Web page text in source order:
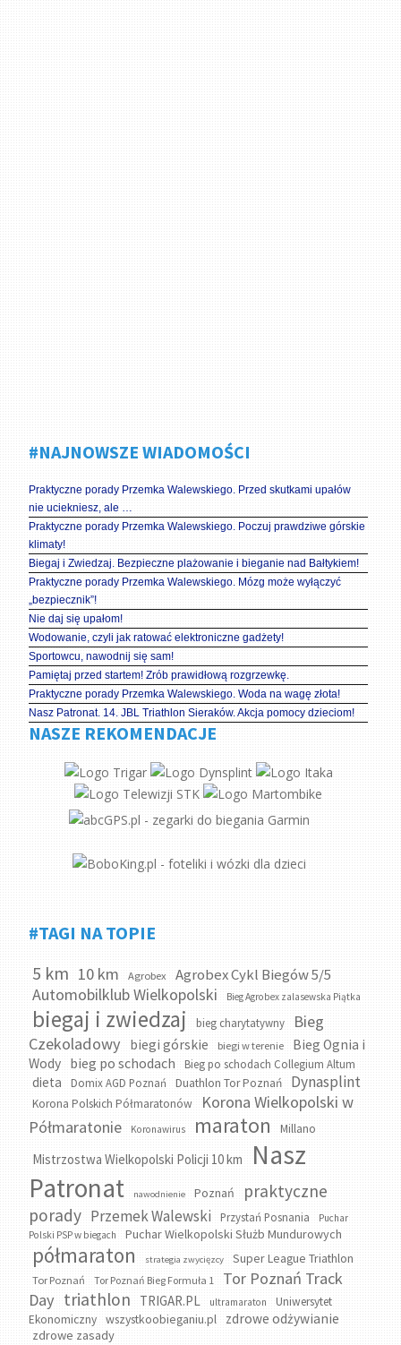
#NAJNOWSZE WIADOMOŚCI
Praktyczne porady Przemka Walewskiego. Przed skutkami upałów
nie uciekniesz, ale …
Praktyczne porady Przemka Walewskiego. Poczuj prawdziwe górskie
klimaty!
Biegaj i Zwiedzaj. Bezpieczne plażowanie i bieganie nad Bałtykiem!
Praktyczne porady Przemka Walewskiego. Mózg może wyłączyć
„bezpiecznik”!
Nie daj się upałom!
Wodowanie, czyli jak ratować elektroniczne gadżety!
Sportowcu, nawodnij się sam!
Pamiętaj przed startem! Zrób prawidłową rozgrzewkę.
Praktyczne porady Przemka Walewskiego. Woda na wagę złota!
Nasz Patronat. 14. JBL Triathlon Sieraków. Akcja pomocy dzieciom!
NASZE REKOMENDACJE
#TAGI NA TOPIE
5 km 10 km Agrobex Agrobex Cykl Biegów 5/5
Automobilklub Wielkopolski Bieg Agrobex zalasewska Piątka
biegaj i zwiedzaj bieg charytatywny
Bieg
Czekoladowy
biegi górskie biegi w terenie
Bieg Ognia i
Wody bieg po schodach Bieg po schodach Collegium Altum
dieta Domix AGD Poznań Duathlon Tor Poznań Dynasplint
Korona Polskich Półmaratonów
Korona Wielkopolski w
Półmaratonie
Koronawirus maraton Millano
Mistrzostwa Wielkopolski Policji 10 km
Nasz
Patronat
nawodnienie Poznań
praktyczne
porady Przemek Walewski Przystań Posnania
Puchar
Polski PSP w biegach
Puchar Wielkopolski Służb Mundurowych
półmaraton strategia zwycięzcy Super League Triathlon
Tor Poznań Tor Poznań Bieg Formuła 1
Tor Poznań Track
Day triathlon TRIGAR.PL ultramaraton
Uniwersytet
Ekonomiczny
wszystkoobieganiu.pl zdrowe odżywianie
zdrowe zasady